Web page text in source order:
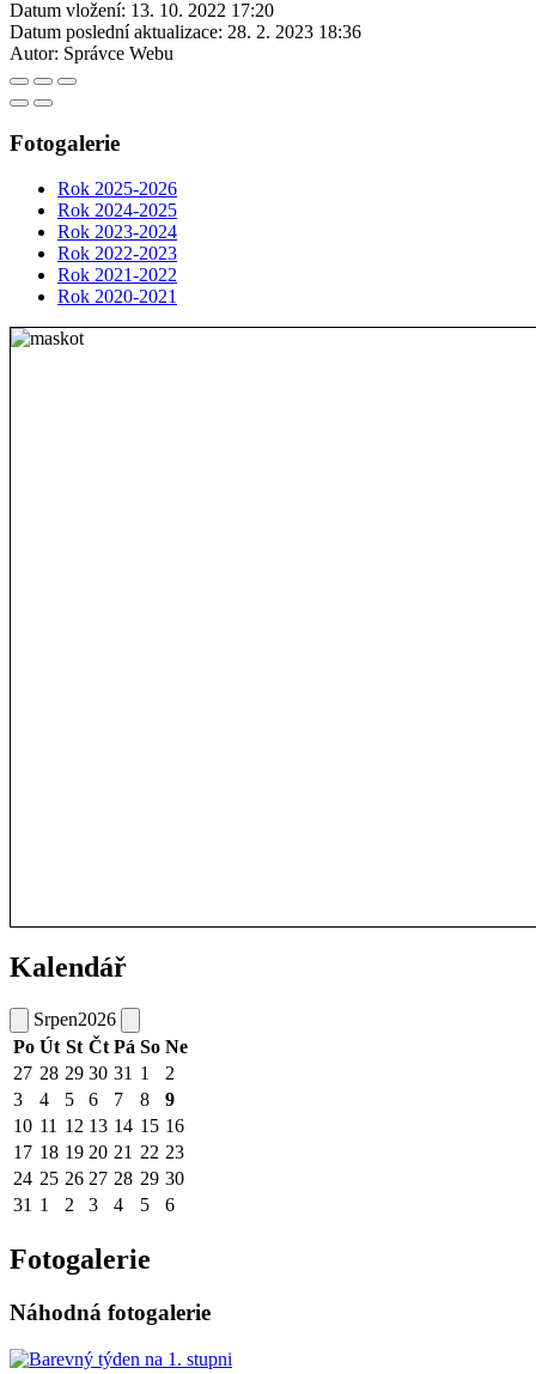
Datum vložení: 13. 10. 2022 17:20
Datum poslední aktualizace: 28. 2. 2023 18:36
Autor: Správce Webu
Fotogalerie
Rok 2025-2026
Rok 2024-2025
Rok 2023-2024
Rok 2022-2023
Rok 2021-2022
Rok 2020-2021
Kalendář
Srpen2026
Po Út St Čt Pá So Ne
27 28 29 30 31 1
2
3
4 5 6 7 8
9
10 11 12 13 14 15 16
17 18 19 20 21 22 23
24 25 26 27 28 29 30
31 1 2 3 4 5 6
Fotogalerie
Náhodná fotogalerie